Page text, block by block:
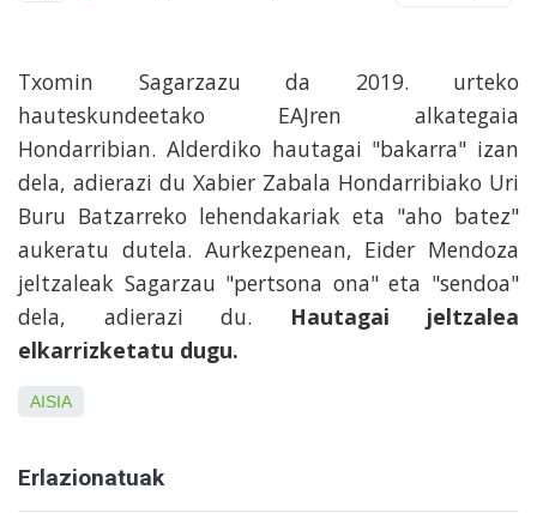
Txomin Sagarzazu da 2019. urteko
hauteskundeetako EAJren alkategaia
Hondarribian. Alderdiko hautagai "bakarra" izan
dela, adierazi du Xabier Zabala Hondarribiako Uri
Buru Batzarreko lehendakariak eta "aho batez"
aukeratu dutela. Aurkezpenean, Eider Mendoza
jeltzaleak Sagarzau "pertsona ona" eta "sendoa"
dela, adierazi du.
Hautagai jeltzalea
elkarrizketatu dugu.
AISIA
Erlazionatuak